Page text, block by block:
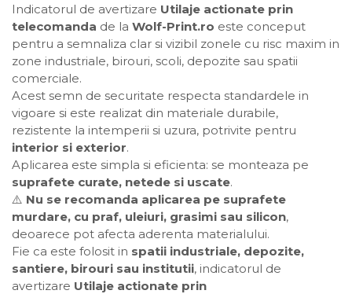
Indicatorul de avertizare Utilaje actionate prin
telecomanda de la Wolf-Print.ro este conceput
pentru a semnaliza clar si vizibil zonele cu risc maxim in
zone industriale, birouri, scoli, depozite sau spatii
comerciale.
Acest semn de securitate respecta standardele in
vigoare si este realizat din materiale durabile,
rezistente la intemperii si uzura, potrivite pentru
interior si exterior.
Aplicarea este simpla si eficienta: se monteaza pe
suprafete curate, netede si uscate.
⚠️ Nu se recomanda aplicarea pe suprafete
murdare, cu praf, uleiuri, grasimi sau silicon,
deoarece pot afecta aderenta materialului.
Fie ca este folosit in spatii industriale, depozite,
santiere, birouri sau institutii, indicatorul de
avertizare Utilaje actionate prin